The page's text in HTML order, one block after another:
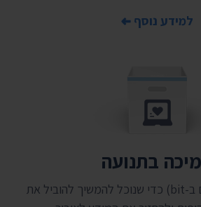
למידע נוסף
בתנועה
תמכו בנו (אפשר גם ב-bit) כדי שנוכל להמשיך להוביל את